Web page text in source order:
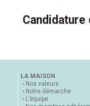
Candidature
LA MAISON
Nos valeurs
Notre démarche
L’équipe